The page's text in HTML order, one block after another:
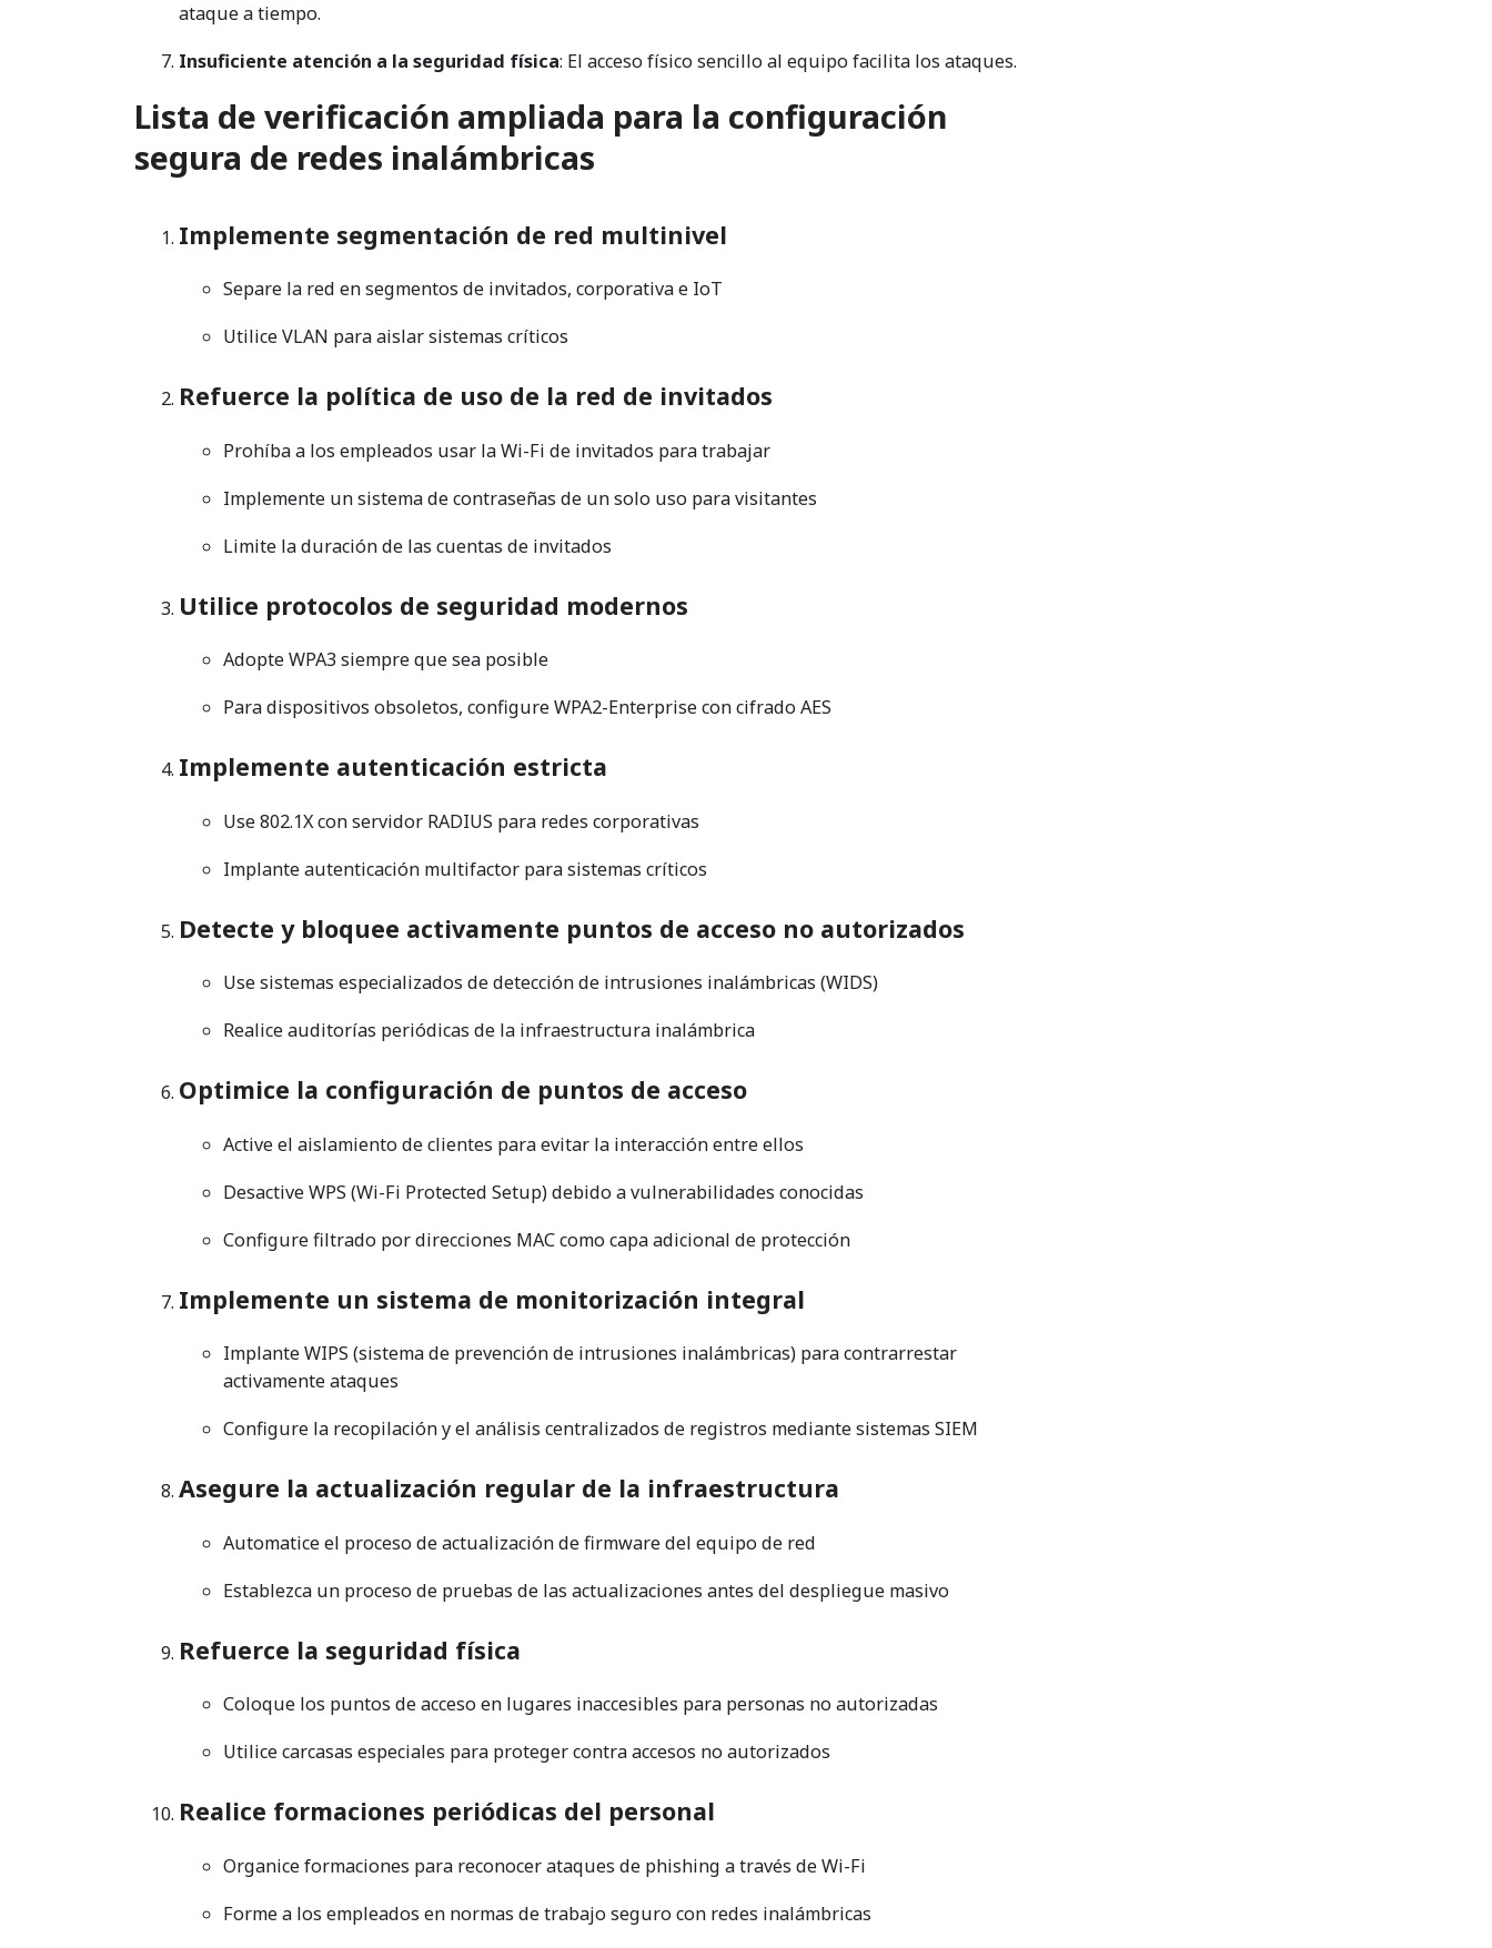
ataque a tiempo.
Insuficiente atención a la seguridad física: El acceso físico sencillo al equipo facilita los ataques.
Lista de verificación ampliada para la configuración
segura de redes inalámbricas
Implemente segmentación de red multinivel
Separe la red en segmentos de invitados, corporativa e IoT
Utilice VLAN para aislar sistemas críticos
Refuerce la política de uso de la red de invitados
Prohíba a los empleados usar la Wi-Fi de invitados para trabajar
Implemente un sistema de contraseñas de un solo uso para visitantes
Limite la duración de las cuentas de invitados
Utilice protocolos de seguridad modernos
Adopte WPA3 siempre que sea posible
Para dispositivos obsoletos, configure WPA2-Enterprise con cifrado AES
Implemente autenticación estricta
Use 802.1X con servidor RADIUS para redes corporativas
Implante autenticación multifactor para sistemas críticos
Detecte y bloquee activamente puntos de acceso no autorizados
Use sistemas especializados de detección de intrusiones inalámbricas (WIDS)
Realice auditorías periódicas de la infraestructura inalámbrica
Optimice la configuración de puntos de acceso
Active el aislamiento de clientes para evitar la interacción entre ellos
Desactive WPS (Wi-Fi Protected Setup) debido a vulnerabilidades conocidas
Configure filtrado por direcciones MAC como capa adicional de protección
Implemente un sistema de monitorización integral
Implante WIPS (sistema de prevención de intrusiones inalámbricas) para contrarrestar
activamente ataques
Configure la recopilación y el análisis centralizados de registros mediante sistemas SIEM
Asegure la actualización regular de la infraestructura
Automatice el proceso de actualización de firmware del equipo de red
Establezca un proceso de pruebas de las actualizaciones antes del despliegue masivo
Refuerce la seguridad física
Coloque los puntos de acceso en lugares inaccesibles para personas no autorizadas
Utilice carcasas especiales para proteger contra accesos no autorizados
Realice formaciones periódicas del personal
Organice formaciones para reconocer ataques de phishing a través de Wi-Fi
Forme a los empleados en normas de trabajo seguro con redes inalámbricas